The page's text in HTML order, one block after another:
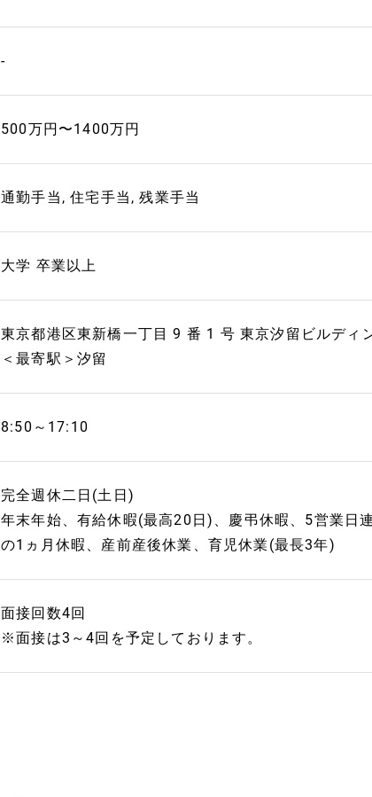
-
500万円〜1400万円
通勤手当, 住宅手当, 残業手当
大学 卒業以上
東京都港区東新橋一丁目 9 番 1 号 東京汐留ビルディ
＜最寄駅＞汐留
8:50～17:10
完全週休二日(土日)
年末年始、有給休暇(最高20日)、慶弔休暇、5営業日
の1ヵ月休暇、産前産後休業、育児休業(最長3年)
面接回数4回
※面接は3～4回を予定しております。